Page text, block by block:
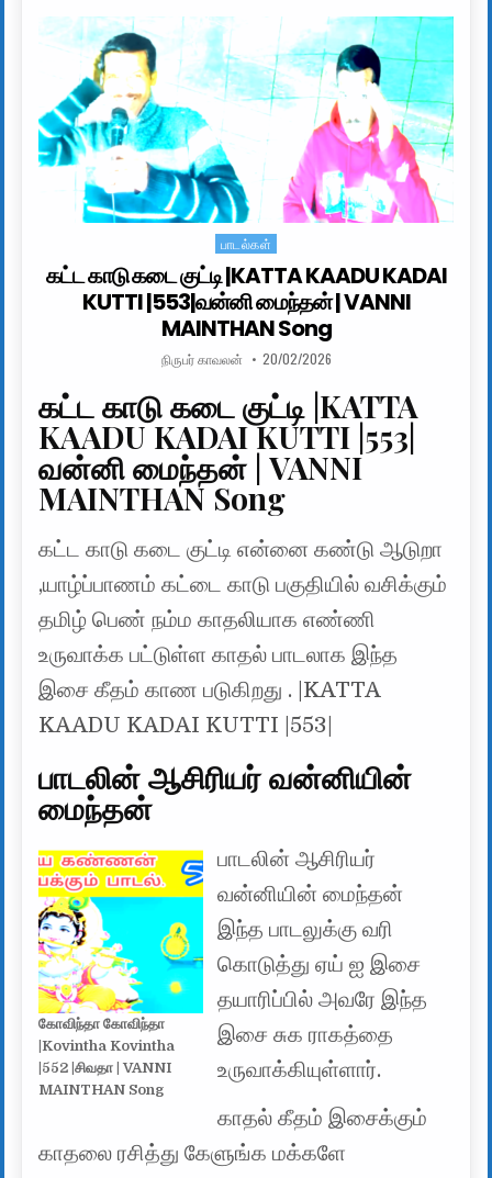
Posted in
பாடல்கள்
கட்ட காடு கடை குட்டி |KATTA KAADU KADAI
KUTTI |553|வன்னி மைந்தன் | VANNI
MAINTHAN Song
AUTHOR:
நிருபர் காவலன் PUBLISHED DATE:
20/02/2026
கட்ட காடு கடை குட்டி |KATTA
KAADU KADAI KUTTI |553|
வன்னி மைந்தன் | VANNI
MAINTHAN Song
கட்ட காடு கடை குட்டி என்னை கண்டு ஆடுறா
,யாழ்ப்பாணம் கட்டை காடு பகுதியில் வசிக்கும்
தமிழ் பெண் நம்ம காதலியாக எண்ணி
உருவாக்க பட்டுள்ள காதல் பாடலாக இந்த
இசை கீதம் காண படுகிறது . |KATTA
KAADU KADAI KUTTI |553|
பாடலின் ஆசிரியர் வன்னியின்
மைந்தன்
கோவிந்தா கோவிந்தா
|Kovintha Kovintha
|552 |சிவதா | VANNI
MAINTHAN Song
பாடலின் ஆசிரியர்
வன்னியின் மைந்தன்
இந்த பாடலுக்கு வரி
கொடுத்து ஏய் ஐ இசை
தயாரிப்பில் அவரே இந்த
இசை சுக ராகத்தை
உருவாக்கியுள்ளார்.
காதல் கீதம் இசைக்கும்
காதலை ரசித்து கேளுங்க மக்களே